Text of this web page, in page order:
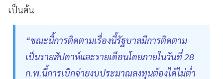
เป็นต้น
“ขณะนี้การติดตามเรื่องนี้รัฐบาลมีการติดตาม
เป็นรายสัปดาห์และรายเดือนโดยภายในวันที่ 28
ก.พ.นี้การเบิกจ่ายงบประมาณลงทุนต้องได้ไม่ต่ำ